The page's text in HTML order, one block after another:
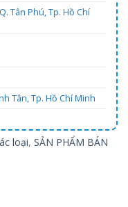
Tân Phú, Tp. Hồ Chí
Tân, Tp. Hồ Chí Minh
loại, SẢN PHẨM BÁN